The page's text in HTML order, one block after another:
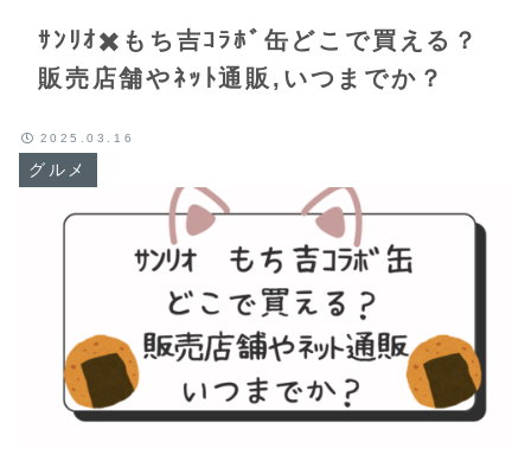
ｻﾝﾘｵ✖️もち吉ｺﾗﾎﾞ缶どこで買える？
販売店舗やﾈｯﾄ通販,いつまでか？
グルメ
2025.03.16